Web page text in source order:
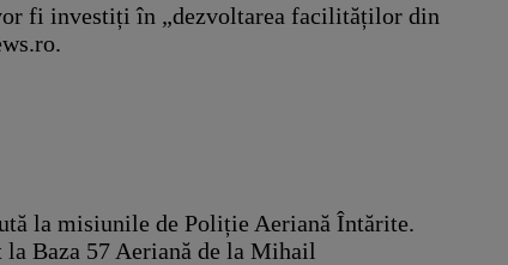
fi investiți în „dezvoltarea facilităților din
la misiunile de Poliție Aeriană Întărite.
Baza 57 Aeriană de la Mihail